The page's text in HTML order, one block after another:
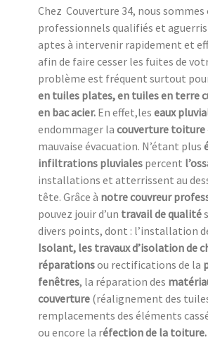
Chez Couverture 34, nous sommes
professionnels qualifiés et
aptes à intervenir rapidement et
afin de faire cesser les fuites de
problème est fréquent surtout
en tuiles plates, en tuiles en terre
en bac acier. En effet,les eaux
endommager la couverture toiture
mauvaise évacuation. N’étant plus
infiltrations pluviales percent
installations et atterrissent au
tête. Grâce à notre couvreur
pouvez jouir d’un travail de qualité
divers points, dont : l’installation
Isolant, les travaux d’isolation de
réparationsou rectifications de la
fenêtres, la réparation des
couverture (réalignement des
remplacements des éléments
ou encore la réfection de la toiture.